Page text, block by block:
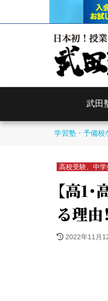
武田
学習塾・予備校
高校受験、中
【高1
る理由！
2022年11月